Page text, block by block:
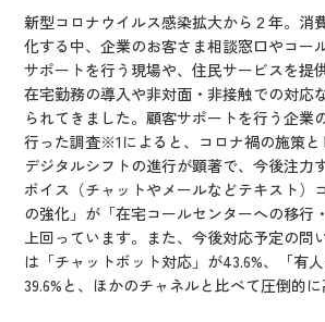
新型コロナウイルス感染拡大から２年。消
化する中、企業のお客さま相談窓口やコー
サポートを行う現場や、住民サービスを提
在宅勤務の導入や非対面・非接触での対応
られてきました。顧客サポートを行う企業
行った調査※1 によると、コロナ禍の施策
デジタルシフトの進行が顕著で、今後注力
ボイス（チャットやメールなどテキスト）
の強化」が「在宅コールセンターへの移行
上回っています。また、今後対応予定の問
は「チャットボット対応」が43.6%、「有
39.6%と、ほかのチャネルと比べて圧倒的に